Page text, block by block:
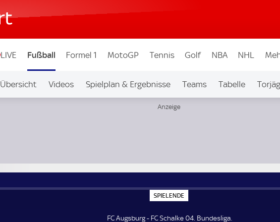
LIVE Fußball Formel 1 MotoGP Tennis Golf NBA NHL
Übersicht Videos Spielplan & Ergebnisse Teams Tabelle
SPIELENDE
P
E
FC Augsburg - FC Schalke 04. Bundesliga.